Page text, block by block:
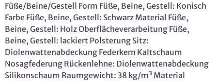
Füße/Beine/Gestell Form Füße, Beine, Gestell: Konisch
Farbe Füße, Beine, Gestell: Schwarz Material Füße,
Beine, Gestell: Holz Oberflächeverarbeitung Füße,
Beine, Gestell: lackiert Polsterung Sitz:
Diolenwattenabdeckung Federkern Kaltschaum
Nosagfederung Rückenlehne: Diolenwattenabdeckung
Silikonschaum Raumgewicht: 38 kg/m³ Material